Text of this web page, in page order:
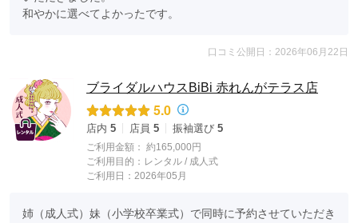
和やかに選べてよかったです。
口コミ公開日：2026年06月22日
ブライダルハウスBiBi 赤れんがテラス店
5.0
店内 5 店員 5 振袖選び 5
ご利用金額： 約165,000円
ご利用目的： レンタル / 成人式
ご利用日：2026年05月
姉（成人式）妹（小学校卒業式）で同時に予約させていただき